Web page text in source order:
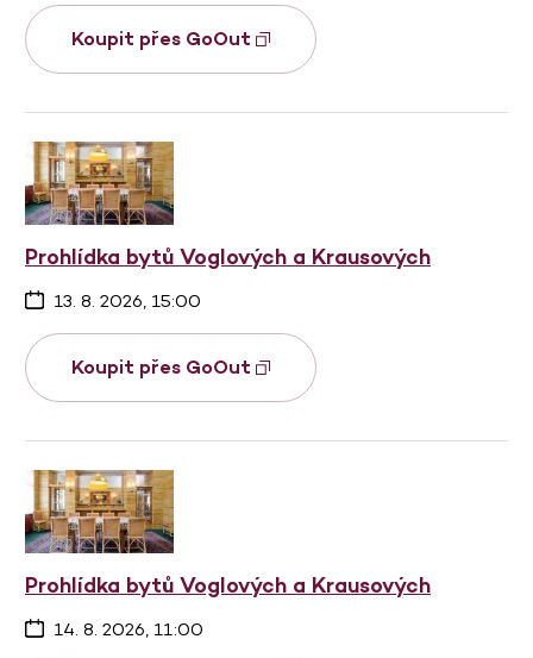
Koupit přes GoOut
Prohlídka bytů Voglových a Krausových
13. 8. 2026, 15:00
Koupit přes GoOut
Prohlídka bytů Voglových a Krausových
14. 8. 2026, 11:00